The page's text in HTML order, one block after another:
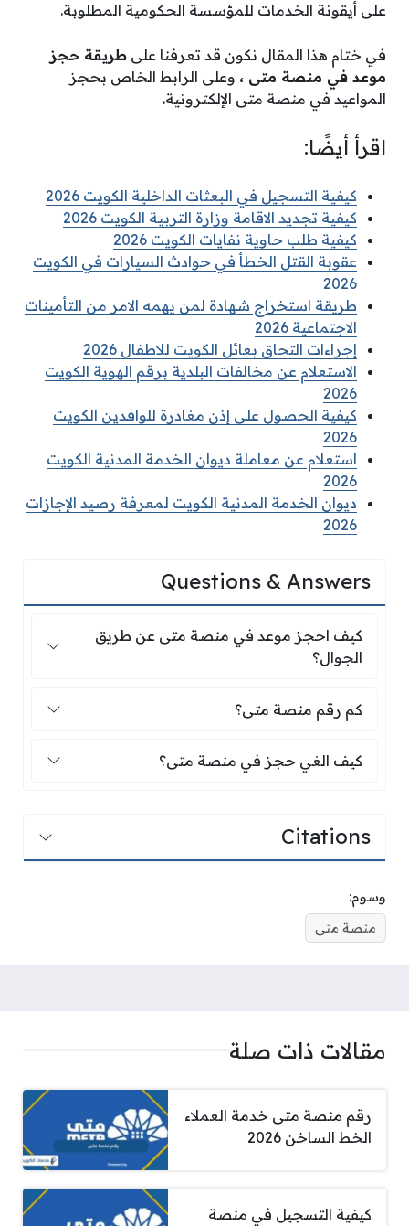
على أيقونة الخدمات للمؤسسة الحكومية المطلوبة.
في ختام هذا المقال نكون قد تعرفنا على طريقة حجز
موعد في منصة متى ، وعلى الرابط الخاص بحجز
المواعيد في منصة متى الإلكترونية.
اقرأ أيضًا:
كيفية التسجيل في البعثات الداخلية الكويت 2026
كيفية تجديد الاقامة وزارة التربية الكويت 2026
كيفية طلب حاوية نفايات الكويت 2026
عقوبة القتل الخطأ في حوادث السيارات في الكويت
2026
طريقة استخراج شهادة لمن يهمه الامر من التأمينات
الاجتماعية 2026
إجراءات التحاق بعائل الكويت للاطفال 2026
الاستعلام عن مخالفات البلدية برقم الهوية الكويت
2026
كيفية الحصول على إذن مغادرة للوافدين الكويت
2026
استعلام عن معاملة ديوان الخدمة المدنية الكويت
2026
ديوان الخدمة المدنية الكويت لمعرفة رصيد الإجازات
2026
Questions & Answers
كيف احجز موعد في منصة متى عن طريق
كيف احجز موعد في منصة متى عن طريق
الجوال؟
كم رقم منصة متى؟
كم رقم منصة متى؟
كيف الغي حجز في منصة متى؟
كيف الغي حجز في منصة متى؟
Citations
وسوم:
منصة متى
مقالات ذات صلة
رقم منصة متى خدمة العملاء
الخط الساخن 2026
كيفية التسجيل في منصة